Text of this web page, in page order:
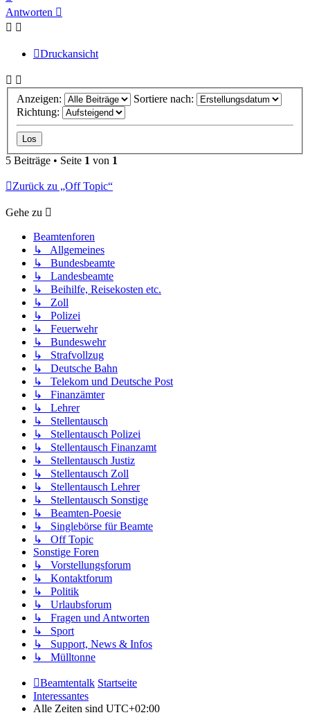
oben
Antworten
Druckansicht
Anzeigen:
Sortiere nach:
Richtung:
5 Beiträge • Seite 1 von 1
Zurück zu „Off Topic“
Gehe zu
Beamtenforen
↳ Allgemeines
↳ Bundesbeamte
↳ Landesbeamte
↳ Beihilfe, Reisekosten etc.
↳ Zoll
↳ Polizei
↳ Feuerwehr
↳ Bundeswehr
↳ Strafvollzug
↳ Deutsche Bahn
↳ Telekom und Deutsche Post
↳ Finanzämter
↳ Lehrer
↳ Stellentausch
↳ Stellentausch Polizei
↳ Stellentausch Finanzamt
↳ Stellentausch Justiz
↳ Stellentausch Zoll
↳ Stellentausch Lehrer
↳ Stellentausch Sonstige
↳ Beamten-Poesie
↳ Singlebörse für Beamte
↳ Off Topic
Sonstige Foren
↳ Vorstellungsforum
↳ Kontaktforum
↳ Politik
↳ Urlaubsforum
↳ Fragen und Antworten
↳ Sport
↳ Support, News & Infos
↳ Mülltonne
Beamtentalk Startseite
Interessantes
Alle Zeiten sind UTC+02:00